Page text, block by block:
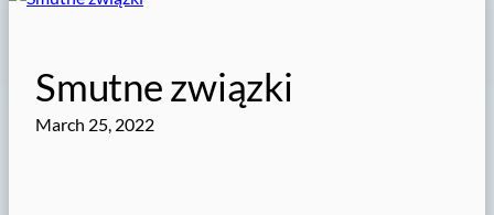
Smutne związki
March 25, 2022